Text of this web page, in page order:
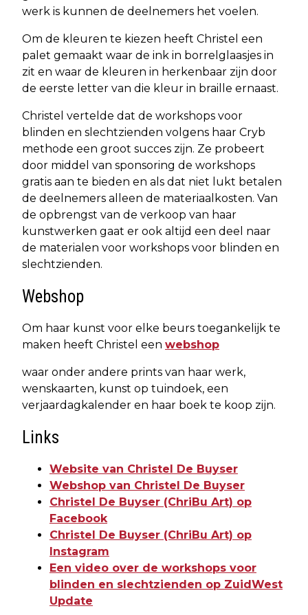
werk is kunnen de deelnemers het voelen.
Om de kleuren te kiezen heeft Christel een
palet gemaakt waar de ink in borrelglaasjes in
zit en waar de kleuren in herkenbaar zijn door
de eerste letter van die kleur in braille ernaast.
Christel vertelde dat de workshops voor
blinden en slechtzienden volgens haar Cryb
methode een groot succes zijn. Ze probeert
door middel van sponsoring de workshops
gratis aan te bieden en als dat niet lukt betalen
de deelnemers alleen de materiaalkosten. Van
de opbrengst van de verkoop van haar
kunstwerken gaat er ook altijd een deel naar
de materialen voor workshops voor blinden en
slechtzienden.
Webshop
Om haar kunst voor elke beurs toegankelijk te
maken heeft Christel een webshop
waar onder andere prints van haar werk,
wenskaarten, kunst op tuindoek, een
verjaardagkalender en haar boek te koop zijn.
Links
Website van Christel De Buyser
Webshop van Christel De Buyser
Christel De Buyser (ChriBu Art) op
Facebook
Christel De Buyser (ChriBu Art) op
Instagram
Een video over de workshops voor
blinden en slechtzienden op ZuidWest
Update